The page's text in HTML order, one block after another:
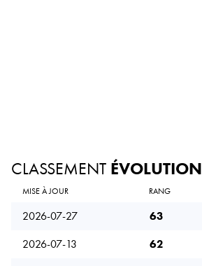
CLASSEMENT ÉVOLUTION
MISE À JOUR RANG
2026-07-27
63
2026-07-13
62